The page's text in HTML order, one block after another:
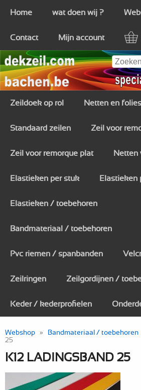
Home wat doen wij ?
Contact Mijn account
Zeildoek op rol Netten en
Standaard zeilen Zeil voor
Zeil voor remorque plat Netten
Elastieken per stuk Elastieken
Elastieken / toebehoren
Bandmateriaal / toebehoren
Pvc riemen / spanbanden
Zeilringen Zeilgordijnen /
Keder / kederprofielen
Webshop » Bandmateriaal / toebehoren
25
K12 LADINGSBAND 25